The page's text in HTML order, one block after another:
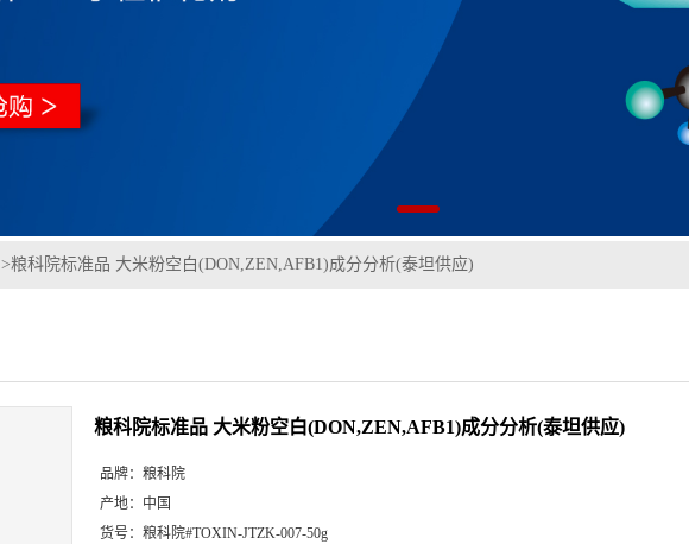
>粮科院标准品 大米粉空白(DON,ZEN,AFB1)成分分析(泰坦供应)
粮科院标准品 大米粉空白(DON,ZEN,AFB1)成分分析(泰坦供应)
品牌： 粮科院
产地： 中国
货号： 粮科院#TOXIN-JTZK-007-50g